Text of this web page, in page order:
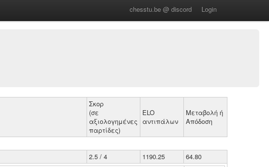
chesstu.be @ discord Login
Σκορ
(σε
αξιολογημένες
παρτίδες)
ELO
αντιπάλων
Μεταβολή ή
Απόδοση
2.5 / 4 1190.25
64.80